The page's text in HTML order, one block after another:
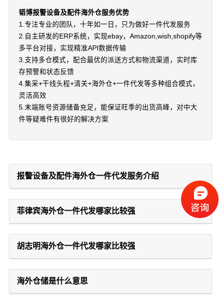
韬博报警设备及配件海外仓服务优势
1.专注专业的团队，十年如一日，只为做好一件代发服务
2.自主研发的ERP系统，实现ebay，Amazon,wish,shopify等
多平台对接，实现精准API数据传输
3.支持多仓模式，配合最优的派送方式和物流渠道，实时库
存预警和状态反馈
4.集采+干线头程+清关+海外仓+一件代发等多种组合模式，
灵活高效
5.末端账号资源储备充足，能保证旺季的出货高峰，对中大
件等疑难件有很好的解决方案
报警设备及配件海外仓一件代发服务介绍
菲律宾海外仓一件代发哪家比较强
胡志明海外仓一件代发哪家比较强
海外仓储是什么意思